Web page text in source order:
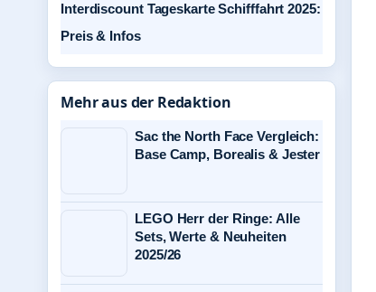
Interdiscount Tageskarte Schifffahrt 2025:
Preis & Infos
Mehr aus der Redaktion
Sac the North Face Vergleich:
Base Camp, Borealis & Jester
LEGO Herr der Ringe: Alle
Sets, Werte & Neuheiten
2025/26